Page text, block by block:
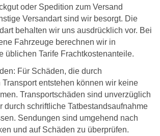
oder Spedition zum Versand
Versandart sind wir besorgt. Die
behalten wir uns ausdrücklich vor. Bei
Fahrzeuge berechnen wir in
üblichen Tarife Frachtkostenanteile.
Für Schäden, die durch
entstehen können wir keine
Transportschäden sind unverzüglich
durch schriftliche Tatbestandsaufnahme
Sendungen sind umgehend nach
und auf Schäden zu überprüfen.